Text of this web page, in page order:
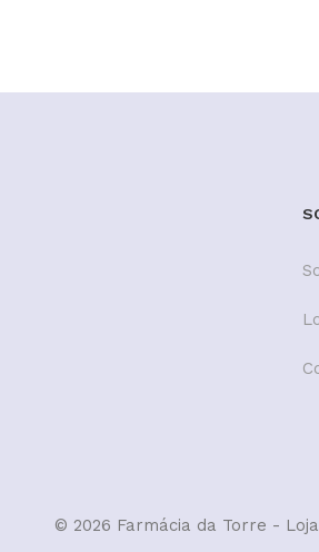
© 2026 Farmácia da Torre - Loja